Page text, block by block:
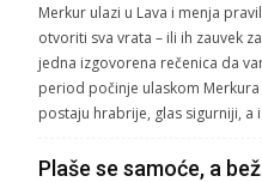
Merkur ulazi u Lava i menja
otvoriti sva vrata – ili ih zauvek
jedna izgovorena rečenica da
period počinje ulaskom
postaju hrabrije, glas sigurniji, a
Plaše se samoće, a